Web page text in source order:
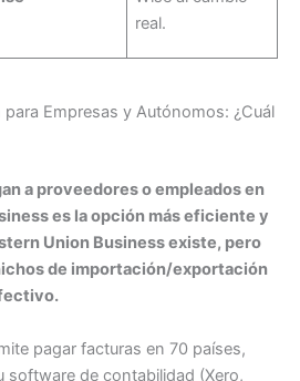
real.
Empresas y Autónomos: ¿Cuál
a proveedores o empleados en
es la opción más eficiente y
Union Business existe, pero
de importación/exportación
pagar facturas en 70 países,
software de contabilidad (Xero,